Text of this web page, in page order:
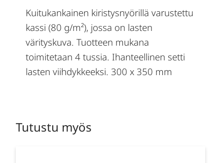
Kuitukankainen kiristysnyörillä varustettu
kassi (80 g/m²), jossa on lasten
värityskuva. Tuotteen mukana
toimitetaan 4 tussia. Ihanteellinen setti
lasten viihdykkeeksi. 300 x 350 mm
Tutustu myös